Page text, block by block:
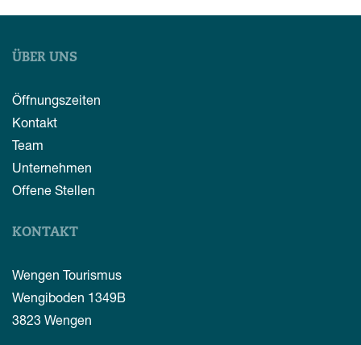
ÜBER UNS
Öffnungszeiten
Kontakt
Team
Unternehmen
Offene Stellen
KONTAKT
Wengen Tourismus
Wengiboden 1349B
3823 Wengen